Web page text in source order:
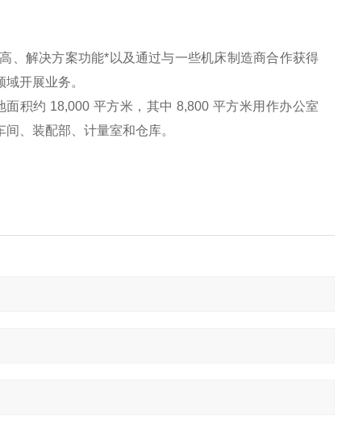
、解决方案功能*以及通过与一些机床制造商合作获得
开展业务。
积约 18,000 平方米，其中 8,800 平方米用作办公室
、装配部、计量室和仓库。